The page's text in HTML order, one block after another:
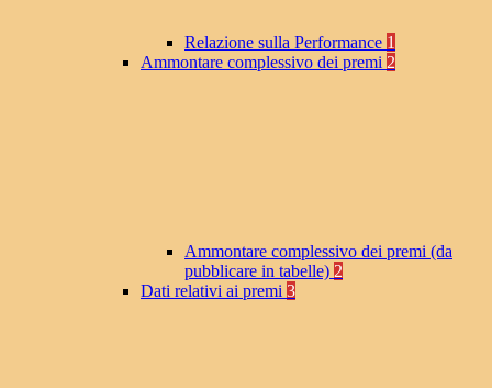
Relazione sulla Performance 1
Ammontare complessivo dei premi 2
Ammontare complessivo dei premi (da
pubblicare in tabelle) 2
Dati relativi ai premi 3